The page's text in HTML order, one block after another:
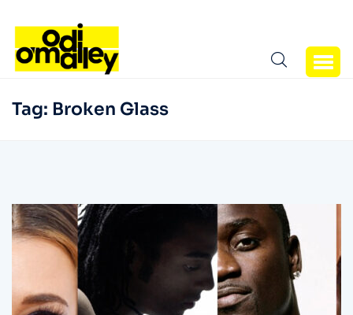
Tag: Broken Glass